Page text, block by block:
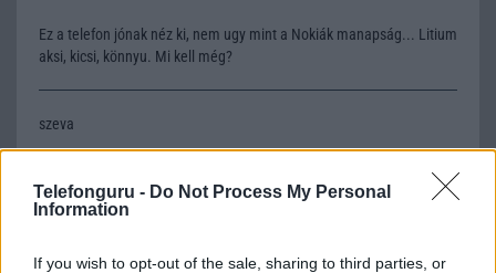
Telefonguru - Do Not Process My Personal
Information
If you wish to opt-out of the sale, sharing to third parties, or
Ez a telefon jónak néz ki, nem ugy mint a Nokiák manapság... Litium
aksi, kicsi, könnyu. Mi kell még?
szeva
szia Droopy te vagy az? Lehet hogy ismerlek. Melyik egyetemre járz